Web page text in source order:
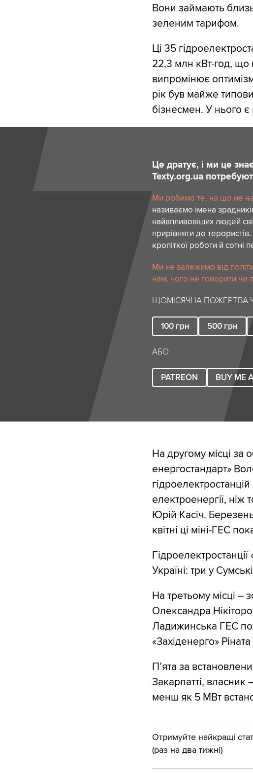
Вони займають
зеленим тарифом.
Ці 35
22,3 млн кВт⋅год, що
випромінює
рік був майже
бізнесмен. У нього
Це дратує, і ми це
Texty.org.ua
Ми робимо те, на що не
називаємо імена
найвпливовіших людей
прирівняти до
кропіткої роботи й сотні
Ми не залежимо від
нам, чого не говорити чи
ЩОМІСЯЧНА ПОЖЕРТВА
100 грн 500 грн
АБО
PATREON BUY ME
На другому місці за
енергостандарт»
електроенергії, ніж
Юрій Касіч.
квітні ці міні-ГЕС
Україні: три у
На третьому місці –
Олександра
Ладижинська ГЕС
«Західенерго»
П’ята за
Закарпатті,
менш як 5 МВт
Отримуйте найкращі
(раз на два тижні)